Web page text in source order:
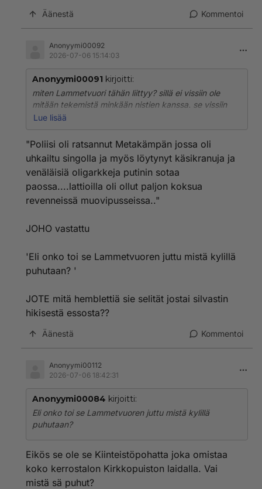
Äänestä Kommentoi
Anonyymi00092
2026-07-06 15:14:03
Anonyymi00091 kirjoitti:
miten Lammetvuori tähän liittyy? sillä ei vissiin ole
mitään tekemistä minkään nistien kanssa. se vissiin
omisti ennen sen silvastin esson missä antin auto oli.
Lue lisää
"Poliisi oli ratsannut Metakämpän jossa oli
uhkailtu singolla ja myös löytynyt käsikranuja ja
venäläisiä oligarkkeja putinin sotaa
paossa....lattioilla oli ollut paljon koksua
revenneissä muovipusseissa.."
JOHO vastattu
'Eli onko toi se Lammetvuoren juttu mistä kylillä
puhutaan? '
JOTE mitä hemblettiä sie selität jostai silvastin
hikisestä essosta??
Äänestä Kommentoi
Anonyymi00112
2026-07-06 18:42:31
Anonyymi00084 kirjoitti:
Eli onko toi se Lammetvuoren juttu mistä kylillä
puhutaan?
Eikös se ole se Kiinteistöpohatta joka omistaa
koko kerrostalon Kirkkopuiston laidalla. Vai
mistä sä puhut?